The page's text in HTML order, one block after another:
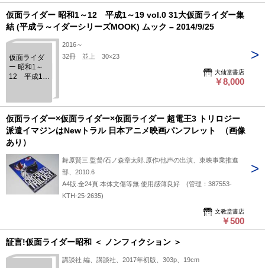
仮面ライダー 昭和1～12 平成1～19 vol.0 31大仮面ライダー集
結 (平成ラ～イダーシリーズMOOK) ムック – 2014/9/25
仮面ライダ
ー 昭和1～
12 平成1～
ダー集結 (平
成ラ～イダ
ーシリーズ
MOOK) ムッ
ク –
2014/9/25
2016～
32冊 並上 30×23
大仙堂書店
￥8,000
仮面ライダー×仮面ライダー×仮面ライダー 超電王3 トリロジー
派遣イマジンはNewトラル 日本アニメ映画パンフレット （画像
あり）
舞原賢三.監督/石ノ森章太郎.原作/他声の出演、東映事業推進
部、2010.6
A4版.全24頁.本体文傷等無.使用感薄良好 (管理：387553-
KTH-25-2635)
文教堂書店
￥500
証言!仮面ライダー昭和 ＜ ノンフィクション ＞
講談社 編、講談社、2017年初版、303p、19cm